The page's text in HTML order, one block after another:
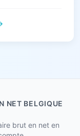
NET BELGIQUE
brut en net en